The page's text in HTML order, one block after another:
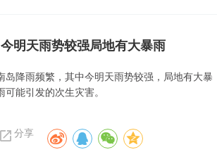
明天雨势较强局地有大暴雨
岛降雨频繁，其中今明天雨势较强，局地有大暴
能引发的次生灾害。
分享